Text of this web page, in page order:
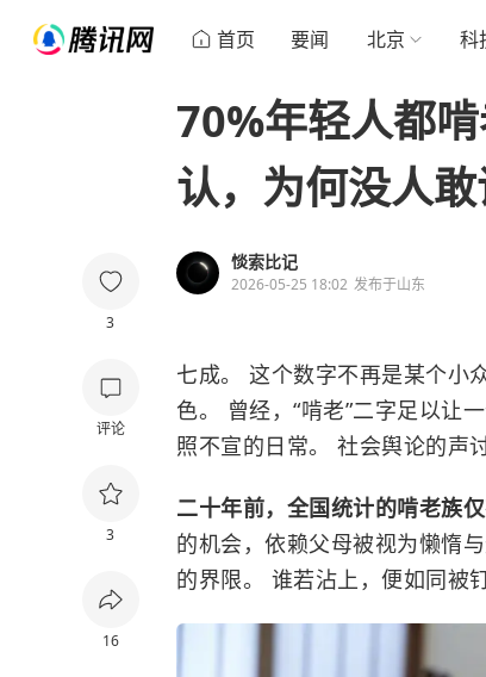
首页 要闻 北京 科
3
评论
3
16
70%年轻人都
认，为何没人敢
惔索比记
2026-05-25 18:02 发布于山东
七成。 这个数字不再是某个小
色。 曾经，“啃老”二字足以让
照不宣的日常。 社会舆论的声
二十年前，全国统计的啃老族
的机会，依赖父母被视为懒惰
的界限。 谁若沾上，便如同被